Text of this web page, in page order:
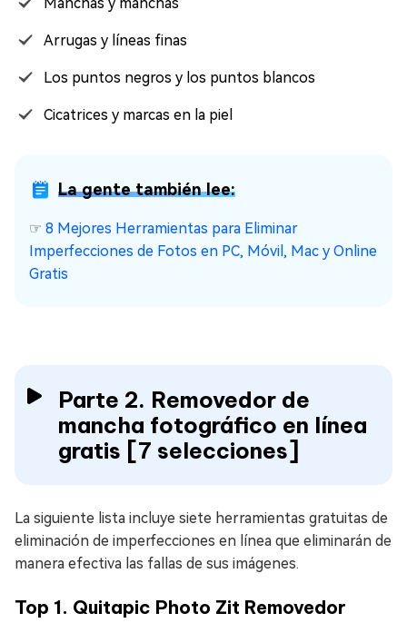
Arrugas y líneas finas
Los puntos negros y los puntos blancos
Cicatrices y marcas en la piel
La gente también lee:
☞ 8 Mejores Herramientas para Eliminar
Imperfecciones de Fotos en PC, Móvil, Mac y Online
Gratis
Parte 2. Removedor de
mancha fotográfico en línea
gratis [7 selecciones]
La siguiente lista incluye siete herramientas gratuitas de
eliminación de imperfecciones en línea que eliminarán de
manera efectiva las fallas de sus imágenes.
Top 1. Quitapic Photo Zit Removedor